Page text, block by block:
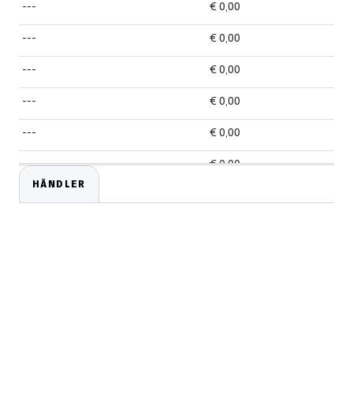
--- € 0,00
--- € 0,00
--- € 0,00
--- € 0,00
--- € 0,00
--- € 0,00
HÄNDLER